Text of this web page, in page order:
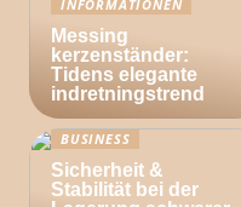
INFORMATIONEN
Messing
kerzenständer:
Tidens elegante
indretningstrend
BUSINESS
Sicherheit &
Stabilität bei der